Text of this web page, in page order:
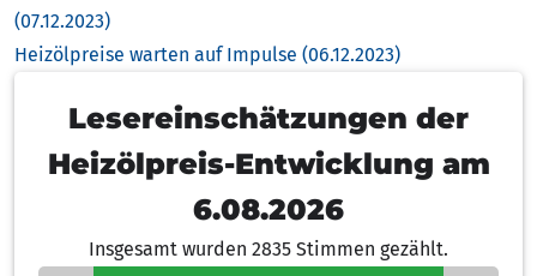
(07.12.2023)
Heizölpreise warten auf Impulse (06.12.2023)
Lesereinschätzungen der
Heizölpreis-Entwicklung am
6.08.2026
Insgesamt wurden 2835 Stimmen gezählt.